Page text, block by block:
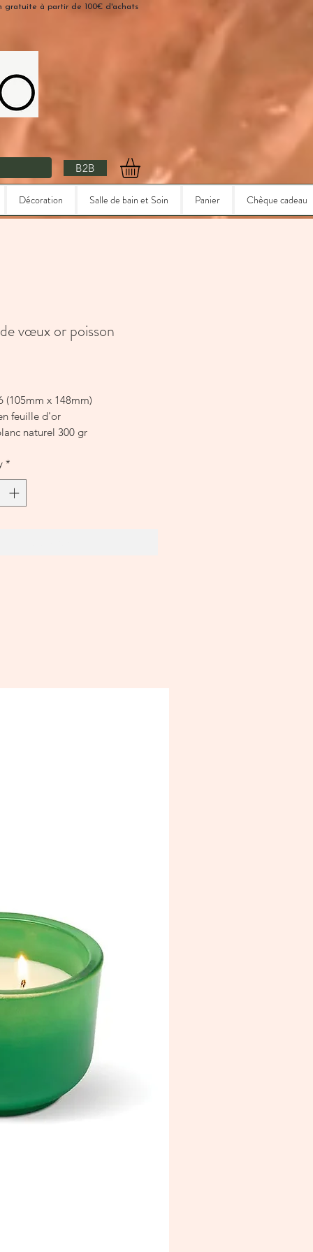
gratuite à partir de 100€ d'achats
B2B
Décoration Salle de bain et Soin Panier Chèque cadeau
vœux or poisson
(105mm x 148mm)
feuille d'or
naturel 300 gr
Astrologie est vendue avec
A6 marron recyclée.
*